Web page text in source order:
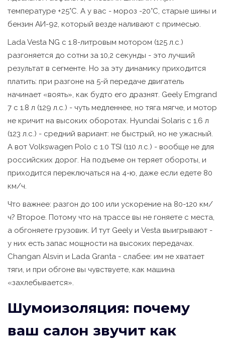
температуре +25°C. А у вас - мороз -20°C, старые шины и
бензин АИ-92, который везде наливают с примесью.
Lada Vesta NG с 1.8-литровым мотором (125 л.с.)
разгоняется до сотни за 10,2 секунды - это лучший
результат в сегменте. Но за эту динамику приходится
платить: при разгоне на 5-й передаче двигатель
начинает «воять», как будто его дразнят. Geely Emgrand
7 с 1.8 л (129 л.с.) - чуть медленнее, но тяга мягче, и мотор
не кричит на высоких оборотах. Hyundai Solaris с 1.6 л
(123 л.с.) - средний вариант: не быстрый, но не ужасный.
А вот Volkswagen Polo с 1.0 TSI (110 л.с.) - вообще не для
российских дорог. На подъеме он теряет обороты, и
приходится переключаться на 4-ю, даже если едете 80
км/ч.
Что важнее: разгон до 100 или ускорение на 80-120 км/
ч? Второе. Потому что на трассе вы не гоняете с места,
а обгоняете грузовик. И тут Geely и Vesta выигрывают -
у них есть запас мощности на высоких передачах.
Changan Alsvin и Lada Granta - слабее: им не хватает
тяги, и при обгоне вы чувствуете, как машина
«захлебывается».
Шумоизоляция: почему
ваш салон звучит как